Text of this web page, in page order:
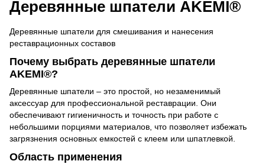
Деревянные шпатели AKEMI®
Деревянные шпатели для смешивания и нанесения
реставрационных составов
Почему выбрать деревянные шпатели
AKEMI®?
Деревянные шпатели – это простой, но незаменимый
аксессуар для профессиональной реставрации. Они
обеспечивают гигиеничность и точность при работе с
небольшими порциями материалов, что позволяет избежать
загрязнения основных емкостей с клеем или шпатлевкой.
Область применения